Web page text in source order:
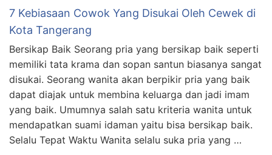
7 Kebiasaan Cowok Yang Disukai Oleh Cewek di
Kota Tangerang
Bersikap Baik Seorang pria yang bersikap baik seperti
memiliki tata krama dan sopan santun biasanya sangat
disukai. Seorang wanita akan berpikir pria yang baik
dapat diajak untuk membina keluarga dan jadi imam
yang baik. Umumnya salah satu kriteria wanita untuk
mendapatkan suami idaman yaitu bisa bersikap baik.
Selalu Tepat Waktu Wanita selalu suka pria yang …